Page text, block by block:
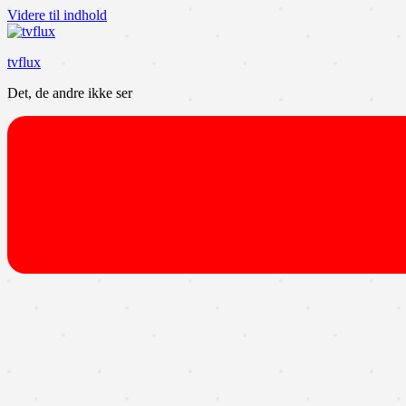
Videre til indhold
tvflux
Det, de andre ikke ser